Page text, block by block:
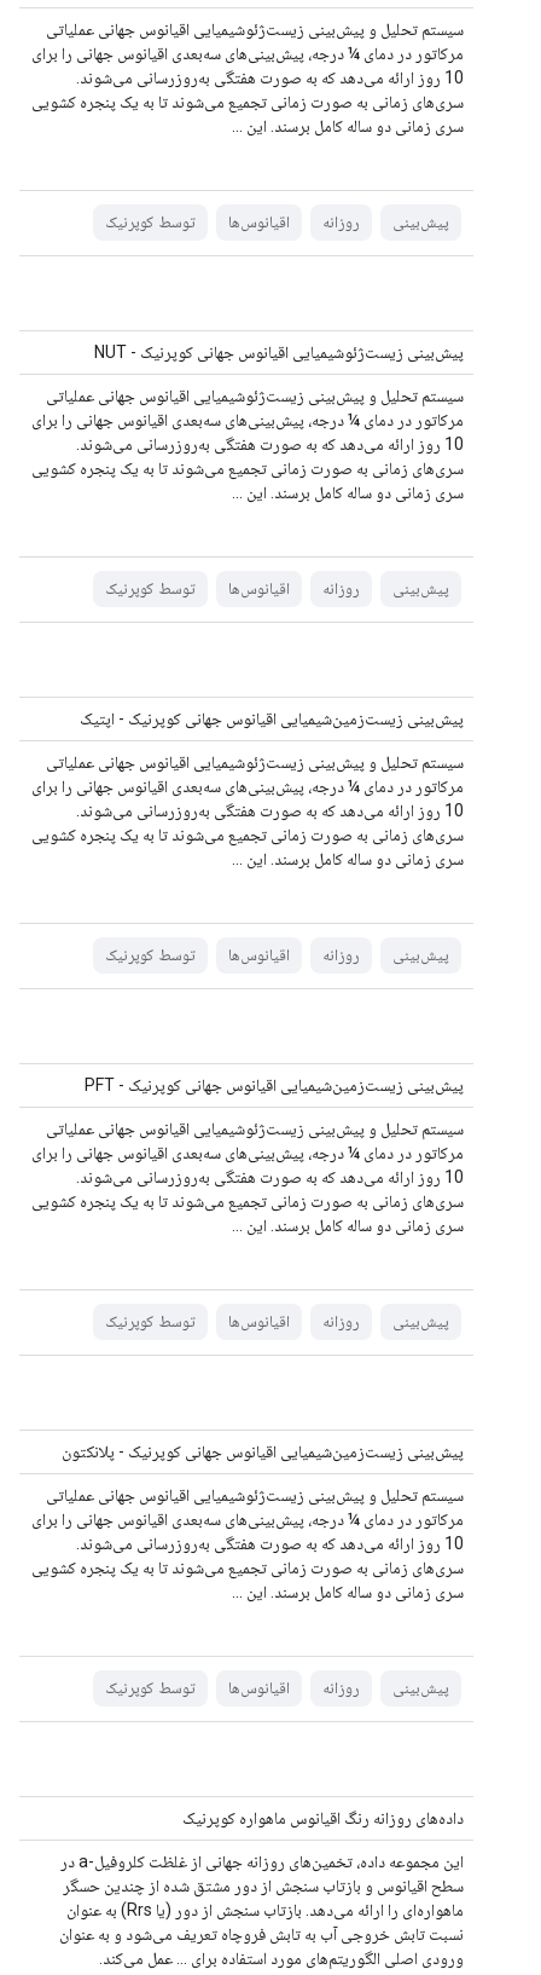
سیستم تحلیل و پیش‌بینی زیست‌ژئوشیمیایی اقیانوس جهانی عملیاتی
مرکاتور در دمای ¼ درجه، پیش‌بینی‌های سه‌بعدی اقیانوس جهانی را برای
10 روز ارائه می‌دهد که به صورت هفتگی به‌روزرسانی می‌شوند.
سری‌های زمانی به صورت زمانی تجمیع می‌شوند تا به یک پنجره کشویی
سری زمانی دو ساله کامل برسند. این ...
پیش‌بینی روزانه اقیانوس‌ها توسط کوپرنیک
پیش‌بینی زیست‌ژئوشیمیایی اقیانوس جهانی کوپرنیک - NUT
سیستم تحلیل و پیش‌بینی زیست‌ژئوشیمیایی اقیانوس جهانی عملیاتی
مرکاتور در دمای ¼ درجه، پیش‌بینی‌های سه‌بعدی اقیانوس جهانی را برای
10 روز ارائه می‌دهد که به صورت هفتگی به‌روزرسانی می‌شوند.
سری‌های زمانی به صورت زمانی تجمیع می‌شوند تا به یک پنجره کشویی
سری زمانی دو ساله کامل برسند. این ...
پیش‌بینی روزانه اقیانوس‌ها توسط کوپرنیک
پیش‌بینی زیست‌زمین‌شیمیایی اقیانوس جهانی کوپرنیک - اپتیک
سیستم تحلیل و پیش‌بینی زیست‌ژئوشیمیایی اقیانوس جهانی عملیاتی
مرکاتور در دمای ¼ درجه، پیش‌بینی‌های سه‌بعدی اقیانوس جهانی را برای
10 روز ارائه می‌دهد که به صورت هفتگی به‌روزرسانی می‌شوند.
سری‌های زمانی به صورت زمانی تجمیع می‌شوند تا به یک پنجره کشویی
سری زمانی دو ساله کامل برسند. این ...
پیش‌بینی روزانه اقیانوس‌ها توسط کوپرنیک
پیش‌بینی زیست‌زمین‌شیمیایی اقیانوس جهانی کوپرنیک - PFT
سیستم تحلیل و پیش‌بینی زیست‌ژئوشیمیایی اقیانوس جهانی عملیاتی
مرکاتور در دمای ¼ درجه، پیش‌بینی‌های سه‌بعدی اقیانوس جهانی را برای
10 روز ارائه می‌دهد که به صورت هفتگی به‌روزرسانی می‌شوند.
سری‌های زمانی به صورت زمانی تجمیع می‌شوند تا به یک پنجره کشویی
سری زمانی دو ساله کامل برسند. این ...
پیش‌بینی روزانه اقیانوس‌ها توسط کوپرنیک
پیش‌بینی زیست‌زمین‌شیمیایی اقیانوس جهانی کوپرنیک - پلانکتون
سیستم تحلیل و پیش‌بینی زیست‌ژئوشیمیایی اقیانوس جهانی عملیاتی
مرکاتور در دمای ¼ درجه، پیش‌بینی‌های سه‌بعدی اقیانوس جهانی را برای
10 روز ارائه می‌دهد که به صورت هفتگی به‌روزرسانی می‌شوند.
سری‌های زمانی به صورت زمانی تجمیع می‌شوند تا به یک پنجره کشویی
سری زمانی دو ساله کامل برسند. این ...
پیش‌بینی روزانه اقیانوس‌ها توسط کوپرنیک
داده‌های روزانه رنگ اقیانوس ماهواره کوپرنیک
این مجموعه داده، تخمین‌های روزانه جهانی از غلظت کلروفیل-a در
سطح اقیانوس و بازتاب سنجش از دور مشتق شده از چندین حسگر
ماهواره‌ای را ارائه می‌دهد. بازتاب سنجش از دور (یا Rrs) به عنوان
نسبت تابش خروجی آب به تابش فروچاه تعریف می‌شود و به عنوان
ورودی اصلی الگوریتم‌های مورد استفاده برای ... عمل می‌کند.